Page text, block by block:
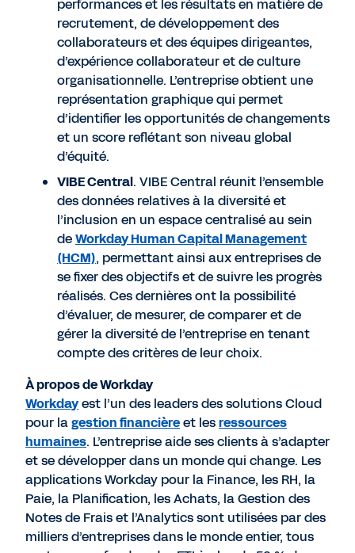
performances et les résultats en matière de
recrutement, de développement des
collaborateurs et des équipes dirigeantes,
d’expérience collaborateur et de culture
organisationnelle. L’entreprise obtient une
représentation graphique qui permet
d’identifier les opportunités de changements
et un score reflétant son niveau global
d’équité.
VIBE Central. VIBE Central réunit l’ensemble
des données relatives à la diversité et
l’inclusion en un espace centralisé au sein
deWorkday Human Capital Management
(HCM), permettant ainsi aux entreprises de
se fixer des objectifs et de suivre les progrès
réalisés. Ces dernières ont la possibilité
d’évaluer, de mesurer, de comparer et de
gérer la diversité de l’entreprise en tenant
compte des critères de leur choix.
À propos de Workday
Workdayest l’un des leaders des solutions Cloud
pour lagestion financièreet lesressources
humaines. L’entreprise aide ses clients à s’adapter
et se développer dans un monde qui change. Les
applications Workday pour la Finance, les RH, la
Paie, la Planification, les Achats, la Gestion des
Notes de Frais et l’Analytics sont utilisées par des
milliers d’entreprises dans le monde entier, tous